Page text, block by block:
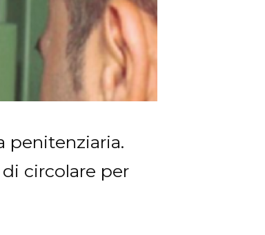
penitenziaria.
circolare per